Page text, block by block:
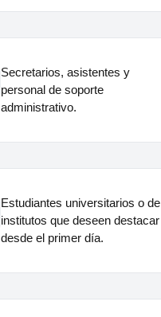
Secretarios, asistentes y
personal de soporte
administrativo.
Estudiantes universitarios o de
institutos que deseen destacar
desde el primer día.